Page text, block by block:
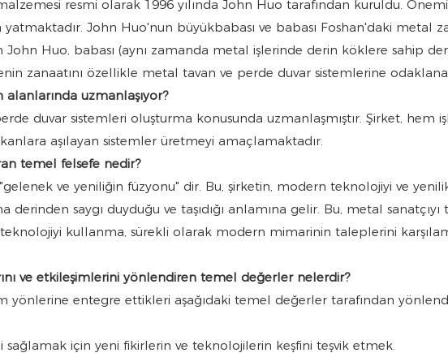
resmi olarak 1996 yılında John Huo tarafından kuruldu.
yatmaktadır. John Huo'nun büyükbabası ve babası Foshan'daki metal
Huo, babası (aynı zamanda metal işlerinde derin köklere sahip
zanaatını özellikle metal tavan ve perde duvar sistemlerine
uzmanlaşıyor?
duvar sistemleri oluşturma konusunda uzmanlaşmıştır. Şirket, hem
aşılayan sistemler üretmeyi amaçlamaktadır.
temel felsefe nedir?
ve yeniliğin füzyonu" dir. Bu, şirketin, modern teknolojiyi ve
derinden saygı duyduğu ve taşıdığı anlamına gelir. Bu, metal
kullanma, sürekli olarak modern mimarinin taleplerini
ve etkileşimlerini yönlendiren temel değerler nelerdir?
yönlerine entegre ettikleri aşağıdaki temel değerler tarafından
sağlamak için yeni fikirlerin ve teknolojilerin keşfini teşvik etmek.